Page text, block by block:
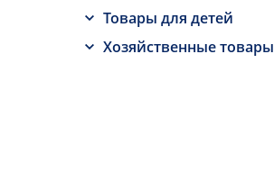
Товары для детей
Хозяйственные товары